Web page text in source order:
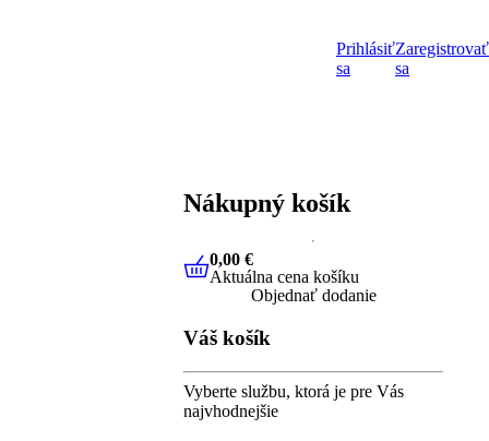
Prihlásiť
sa
Zaregistrovať
sa
Nákupný košík
0,00 €Aktuálna cena košíku
0,00 €
Aktuálna cena košíku
Objednať dodanie
Váš košík
Vyberte službu, ktorá je pre Vás
najvhodnejšie